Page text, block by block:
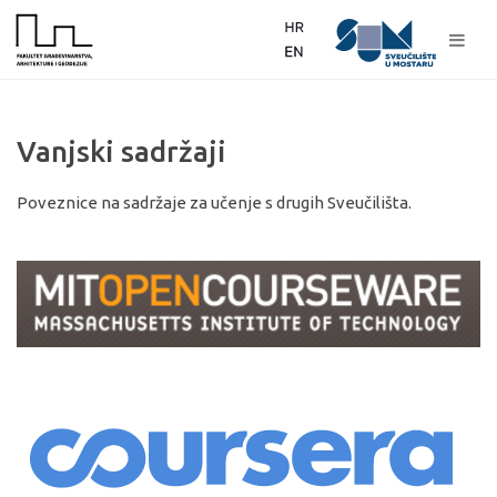
Vanjski sadržaji
Poveznice na sadržaje za učenje s drugih Sveučilišta.